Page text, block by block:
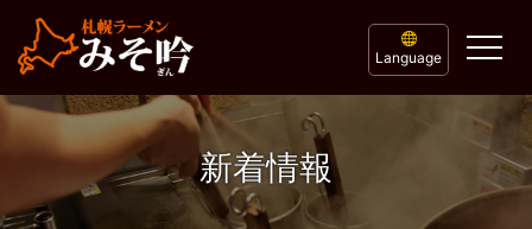
Language
新着情報